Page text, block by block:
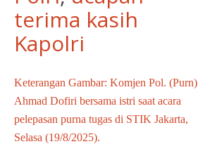
terima kasih
Kapolri
Keterangan Gambar: Komjen Pol. (Purn)
Ahmad Dofiri bersama istri saat acara
pelepasan purna tugas di STIK Jakarta,
Selasa (19/8/2025).